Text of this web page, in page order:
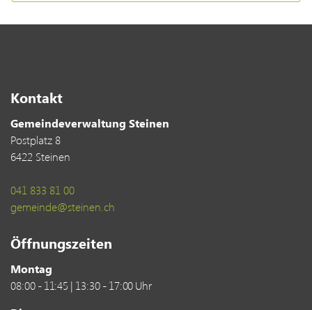
Kontakt
Gemeindeverwaltung Steinen
Postplatz 8
6422 Steinen
041 833 81 00
gemeinde@steinen.ch
Öffnungszeiten
Montag
08:00 - 11:45 | 13:30 - 17:00 Uhr